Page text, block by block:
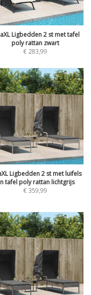
Ligbedden 2 st met tafel
poly rattan zwart
€283,99
Ligbedden 2 st met luifels
tafel poly rattan lichtgrijs
€359,99